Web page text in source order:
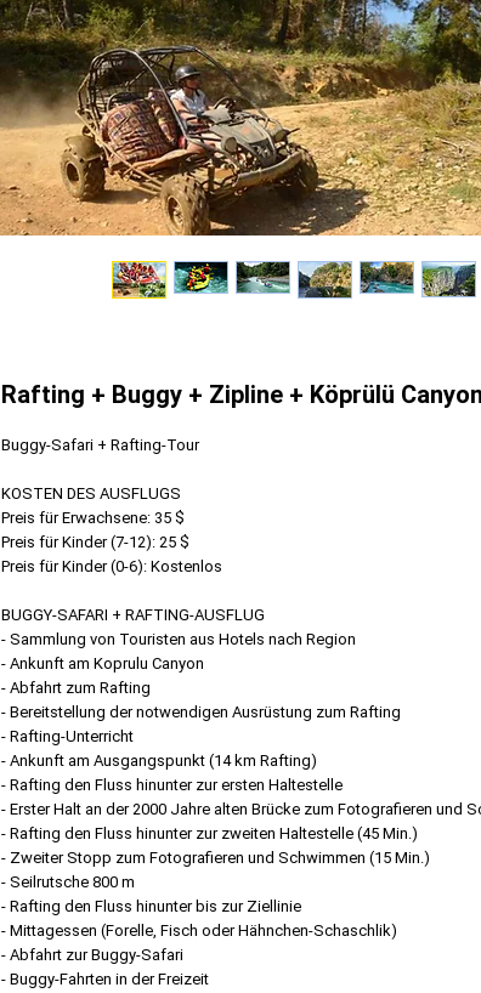
Rafting + Buggy + Zipline + Köprülü Canyon
Buggy-Safari + Rafting-Tour
KOSTEN DES AUSFLUGS
Preis für Erwachsene: 35 $
Preis für Kinder (7-12): 25 $
Preis für Kinder (0-6): Kostenlos
BUGGY-SAFARI + RAFTING-AUSFLUG
- Sammlung von Touristen aus Hotels nach Region
- Ankunft am Koprulu Canyon
- Abfahrt zum Rafting
- Bereitstellung der notwendigen Ausrüstung zum Rafting
- Rafting-Unterricht
- Ankunft am Ausgangspunkt (14 km Rafting)
- Rafting den Fluss hinunter zur ersten Haltestelle
- Erster Halt an der 2000 Jahre alten Brücke zum Fotografieren und
- Rafting den Fluss hinunter zur zweiten Haltestelle (45 Min.)
- Zweiter Stopp zum Fotografieren und Schwimmen (15 Min.)
- Seilrutsche 800 m
- Rafting den Fluss hinunter bis zur Ziellinie
- Mittagessen (Forelle, Fisch oder Hähnchen-Schaschlik)
- Abfahrt zur Buggy-Safari
- Buggy-Fahrten in der Freizeit